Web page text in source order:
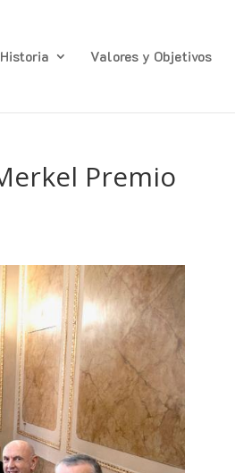
Historia Valores y Objetivos
Premio